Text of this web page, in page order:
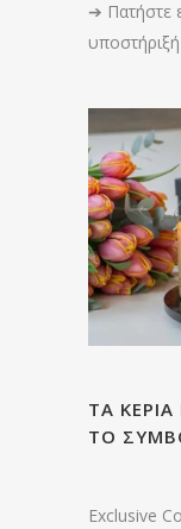
➔ Πατήστε
ΤΑ ΚΕΡΙΑ
ΤΟ
Exclusive